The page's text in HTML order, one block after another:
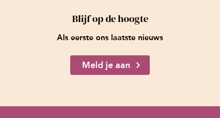
Blijf op de hoogte
Als eerste ons laatste nieuws
Meld je aan